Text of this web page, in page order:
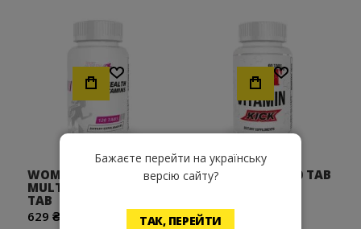
Хочу!
WOMEN'S HEALTH
MULTIVITAMINS 120
TAB
629 ₴
Хочу!
VITAMIN KICK - 60 TAB
Бажаєте перейти на українську
версію сайту?
ТАК, ПЕРЕЙТИ